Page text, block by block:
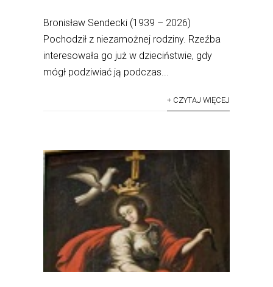
Bronisław Sendecki (1939 – 2026)
Pochodził z niezamożnej rodziny. Rzeźba
interesowała go już w dzieciństwie, gdy
mógł podziwiać ją podczas...
+ CZYTAJ WIĘCEJ